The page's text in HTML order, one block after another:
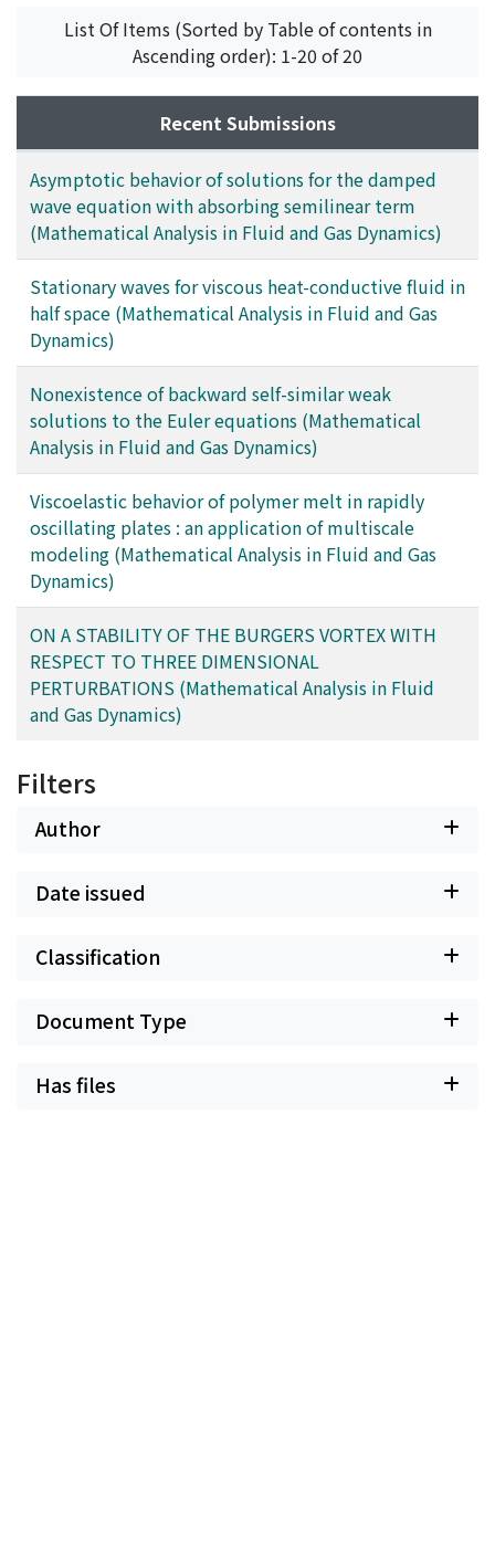
List Of Items (Sorted by Table of contents in
Ascending order): 1-20 of 20
Recent Submissions
Asymptotic behavior of solutions for the damped
wave equation with absorbing semilinear term
(Mathematical Analysis in Fluid and Gas Dynamics)
Stationary waves for viscous heat-conductive fluid in
half space (Mathematical Analysis in Fluid and Gas
Dynamics)
Nonexistence of backward self-similar weak
solutions to the Euler equations (Mathematical
Analysis in Fluid and Gas Dynamics)
Viscoelastic behavior of polymer melt in rapidly
oscillating plates : an application of multiscale
modeling (Mathematical Analysis in Fluid and Gas
Dynamics)
ON A STABILITY OF THE BURGERS VORTEX WITH
RESPECT TO THREE DIMENSIONAL
PERTURBATIONS (Mathematical Analysis in Fluid
and Gas Dynamics)
Filters
Author
Date issued
Classification
Document Type
Has files